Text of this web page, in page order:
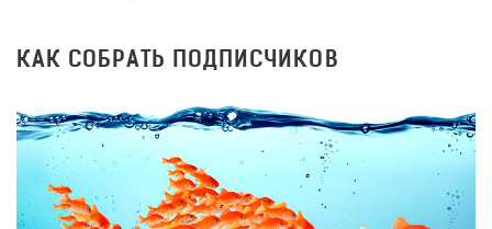
КАК СОБРАТЬ ПОДПИСЧИКОВ